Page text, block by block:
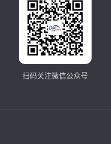
扫码关注微信公众号